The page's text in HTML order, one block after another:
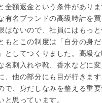
全額返金という条件があり
有名ブランドの高級時計を
はないので、社員にはもっ
もとこの制度は「自分の身
としてつくりました。高級
名刺入れや靴、香水などに変
、他の部分にも目が行きま
で、身だしなみを整える重
と思っています。